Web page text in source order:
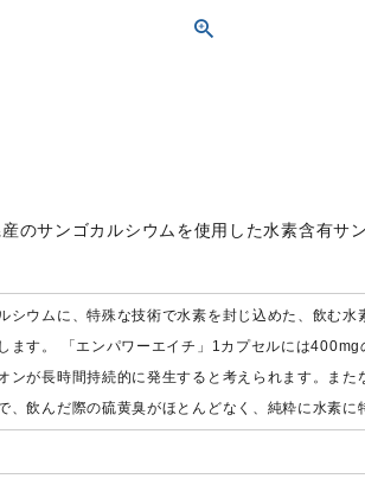
サンゴカルシウムを使用した水素含有サ
シウムに、特殊な技術で水素を封じ込めた、飲む
ます。 「エンパワーエイチ」1カプセルには
ンが長時間持続的に発生すると考えられます。ま
飲んだ際の硫黄臭がほとんどなく、純粋に水素に